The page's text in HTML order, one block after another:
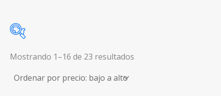
Mostrando 1–16 de 23 resultados